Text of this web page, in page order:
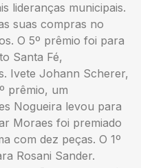
lideranças municipais.
suas compras no
O 5º prêmio foi para
Santa Fé,
Ivete Johann Scherer,
prêmio, um
Nogueira levou para
Moraes foi premiado
com dez peças. O 1º
Rosani Sander.